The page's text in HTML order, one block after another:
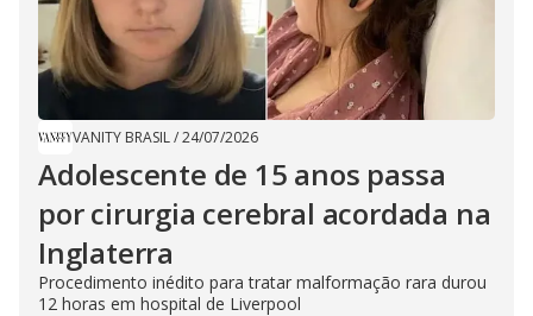
VANITY BRASIL/24/07/2026
Adolescente de 15 anos passa
por cirurgia cerebral acordada na
Inglaterra
Procedimento inédito para tratar malformação rara durou
12 horas em hospital de Liverpool